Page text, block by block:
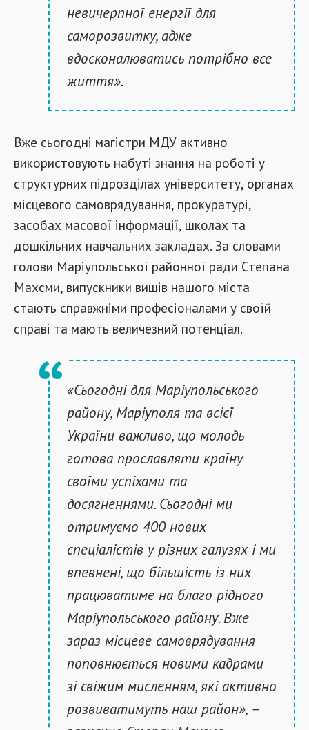
невичерпної енергії для
саморозвитку, адже
вдосконалюватись потрібно все
життя».
Вже сьогодні магістри МДУ активно
використовують набуті знання на роботі у
структурних підрозділах університету, органах
місцевого самоврядування, прокуратурі,
засобах масової інформації, школах та
дошкільних навчальних закладах. За словами
голови Маріупольської районної ради Степана
Махсми, випускники вишів нашого міста
стають справжніми професіоналами у своїй
справі та мають величезний потенціал.
«Сьогодні для Маріупольського
району, Маріуполя та всієї
України важливо, що молодь
готова прославляти країну
своїми успіхами та
досягненнями. Сьогодні ми
отримуємо 400 нових
спеціалістів у різних галузях і ми
впевнені, що більшість із них
працюватиме на благо рідного
Маріупольського району. Вже
зараз місцеве самоврядування
поповнюється новими кадрами
зі свіжим мисленням, які активно
розвиватимуть наш район», –